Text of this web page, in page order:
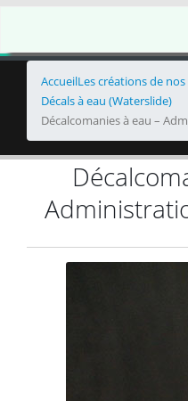
AccueilLes créations de
Décals à eau (Waterslide)
Décalcomanies à eau –